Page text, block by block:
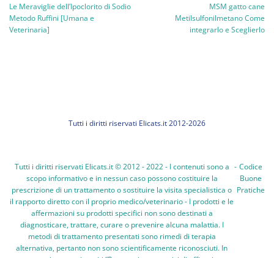
Le Meraviglie dell’Ipoclorito di Sodio
Metodo Ruffini [Umana e
Veterinaria]
MSM gatto cane
Metilsulfonilmetano Come
integrarlo e Sceglierlo
Tutti i diritti riservati Elicats.it 2012-2026
Tutti i diritti riservati Elicats.it © 2012 - 2022 - I contenuti sono a
scopo informativo e in nessun caso possono costituire la
prescrizione di un trattamento o sostituire la visita specialistica o
il rapporto diretto con il proprio medico/veterinario - I prodotti e le
affermazioni su prodotti specifici non sono destinati a
diagnosticare, trattare, curare o prevenire alcuna malattia. I
metodi di trattamento presentati sono rimedi di terapia
alternativa, pertanto non sono scientificamente riconosciuti. In
- Codice
Buone
Pratiche